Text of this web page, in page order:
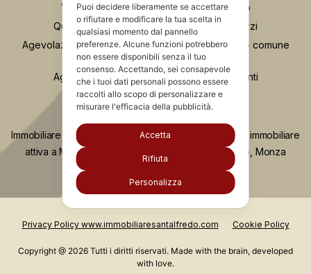
Vivere a Porta Romana e Ticinese Milano
Quartiere Greco Milano: vita, servizi e prezzi
Agevolazione “Prima Casa”: comprare nel proprio comune
anche se si possiede già casa
Agevolazione “prima casa” e unità collabenti
Immobiliare Santalfredo è da più di vent'anni agenzia immobiliare
attiva a Milano, Monza, Concorezzo, Como, Lecco, Monza
Privacy Policy www.immobiliaresantalfredo.com Cookie Policy
Copyright @ 2026 Tutti i diritti riservati. Made with the brain, developed
with love.
Puoi decidere liberamente se accettare
o rifiutare e modificare la tua scelta in
qualsiasi momento dal pannello
preferenze. Alcune funzioni potrebbero
non essere disponibili senza il tuo
consenso. Accettando, sei consapevole
che i tuoi dati personali possono essere
raccolti allo scopo di personalizzare e
misurare l'efficacia della pubblicità.
Accetta
Rifiuta
Personalizza